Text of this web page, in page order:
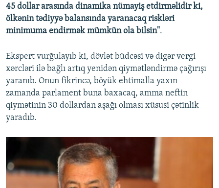
45 dollar arasında dinamika nümayiş etdirməlidir ki,
ölkənin tədiyyə balansında yaranacaq riskləri
minimuma endirmək mümkün ola bilsin".
Ekspert vurğulayıb ki, dövlət büdcəsi və digər vergi
xərcləri ilə bağlı artıq yenidən qiymətləndirmə çağırışı
yaranıb. Onun fikrincə, böyük ehtimalla yaxın
zamanda parlament buna baxacaq, amma neftin
qiymətinin 30 dollardan aşağı olması xüsusi çətinlik
yaradıb.